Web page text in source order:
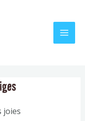
joies